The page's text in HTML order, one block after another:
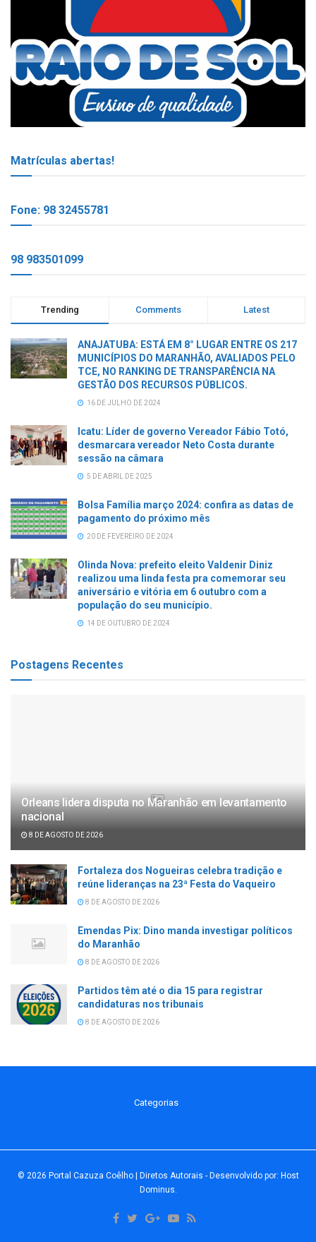
Matrículas abertas!
Fone: 98 32455781
98 983501099
Trending Comments Latest
ANAJATUBA: ESTÁ EM 8° LUGAR ENTRE OS 217
MUNICÍPIOS DO MARANHÃO, AVALIADOS PELO
TCE, NO RANKING DE TRANSPARÊNCIA NA
GESTÃO DOS RECURSOS PÚBLICOS.
16 DE JULHO DE 2024
Icatu: Líder de governo Vereador Fábio Totó,
desmarcara vereador Neto Costa durante
sessão na câmara
5 DE ABRIL DE 2025
Bolsa Família março 2024: confira as datas de
pagamento do próximo mês
20 DE FEVEREIRO DE 2024
Olinda Nova: prefeito eleito Valdenir Diniz
realizou uma linda festa pra comemorar seu
aniversário e vitória em 6 outubro com a
população do seu município.
14 DE OUTUBRO DE 2024
Postagens Recentes
Orleans lidera disputa no Maranhão em levantamento
nacional
8 DE AGOSTO DE 2026
Fortaleza dos Nogueiras celebra tradição e
reúne lideranças na 23ª Festa do Vaqueiro
8 DE AGOSTO DE 2026
Emendas Pix: Dino manda investigar políticos
do Maranhão
8 DE AGOSTO DE 2026
Partidos têm até o dia 15 para registrar
candidaturas nos tribunais
8 DE AGOSTO DE 2026
Categorias
© 2026 Portal Cazuza Coêlho | Diretos Autorais - Desenvolvido por: Host
Dominus